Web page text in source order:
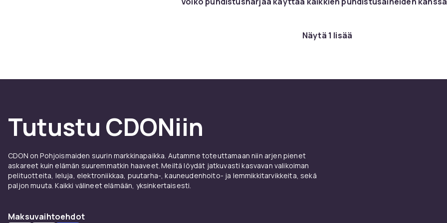
Näytä 1 lisää
Tutustu CDONiin
CDON on Pohjoismaiden suurin markkinapaikka. Autamme toteuttamaan niin arjen pienet
askareet kuin elämän suuremmatkin haaveet. Meiltä löydät jatkuvasti kasvavan valikoiman
pelituotteita, leluja, elektroniikkaa, puutarha-, kauneudenhoito- ja lemmikkitarvikkeita, sekä
paljon muuta. Kaikki välineet elämään, yksinkertaisesti.
Maksuvaihtoehdot